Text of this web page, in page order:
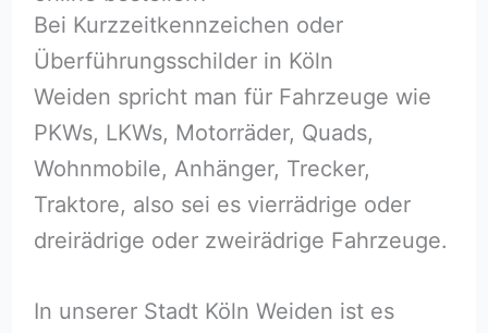
Bei Kurzzeitkennzeichen oder
Überführungsschilder in Köln
Weiden spricht man für Fahrzeuge wie
PKWs, LKWs, Motorräder, Quads,
Wohnmobile, Anhänger, Trecker,
Traktore, also sei es vierrädrige oder
dreirädrige oder zweirädrige Fahrzeuge.
In unserer Stadt Köln Weiden ist es